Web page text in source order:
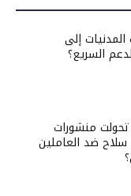
إلى
السريع؟
منشورات
سلاح ضد العاملين